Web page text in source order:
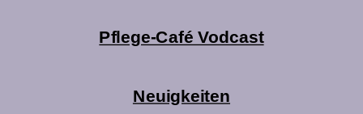
Pflege-Café Vodcast
Neuigkeiten